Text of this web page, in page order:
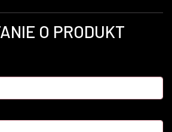
O PRODUKT